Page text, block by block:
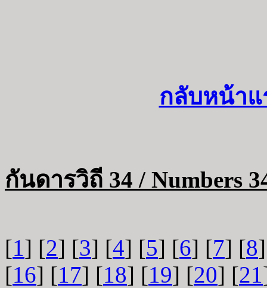
กลับหน้าแ
กันดารวิถี 34 / Numbers
[1] [2] [3] [4] [5] [6] [7] [8
[16] [17] [18] [19] [20] [21